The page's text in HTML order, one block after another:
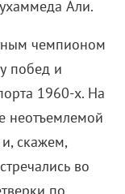
Али.
чемпионом
побед и
1960-х. На
неотъемлемой
скажем,
во
по